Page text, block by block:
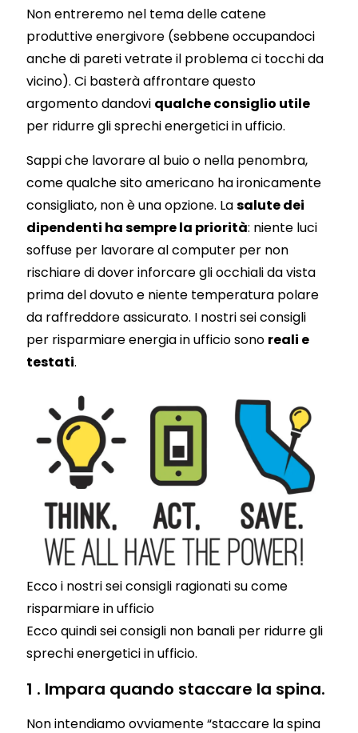
Non entreremo nel tema delle catene
produttive energivore (sebbene occupandoci
anche di pareti vetrate il problema ci tocchi da
vicino). Ci basterà affrontare questo
argomento dandovi qualche consiglio utile
per ridurre gli sprechi energetici in ufficio.
Sappi che lavorare al buio o nella penombra,
come qualche sito americano ha ironicamente
consigliato, non è una opzione. Lasalute dei
dipendenti ha sempre la priorità: niente luci
soffuse per lavorare al computer per non
rischiare di dover inforcare gli occhiali da vista
prima del dovuto e niente temperatura polare
da raffreddore assicurato. I nostri sei consigli
per risparmiare energia in ufficio sono reali e
testati.
Ecco i nostri sei consigli ragionati su come
risparmiare in ufficio
Ecco quindi sei consigli non banali per ridurre gli
sprechi energetici in ufficio.
1 . Impara quando staccare la spina.
Non intendiamo ovviamente “staccare la spina